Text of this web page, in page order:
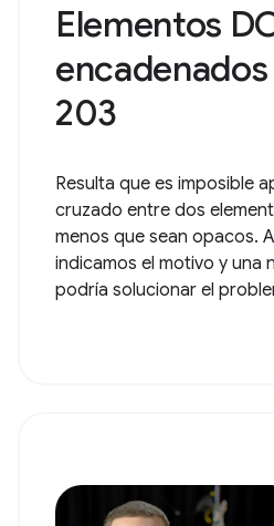
Elementos
encadenados
203
Resulta que es imposible
cruzado entre dos
menos que sean opacos.
indicamos el motivo y una
podría solucionar el